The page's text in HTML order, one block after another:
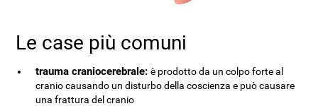
Le case più comuni
trauma craniocerebrale:è prodotto da un colpo forte al
cranio causando un disturbo della coscienza e può causare
una frattura del cranio